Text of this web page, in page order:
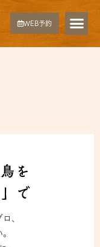
WEB予約
を
で
、